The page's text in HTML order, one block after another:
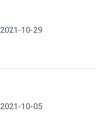
2021-10-29
2021-10-05